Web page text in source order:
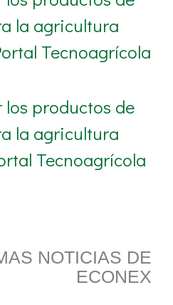
la agricultura
Tecnoagrícola
los productos de
la agricultura
Tecnoagrícola
NOTICIAS DE
ECONEX